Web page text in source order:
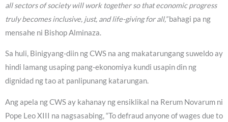
all sectors of society will work together so that economic progress
truly becomes inclusive, just, and life-giving for all,”bahagi pa ng
mensahe ni Bishop Alminaza.
Sa huli, Binigyang-diin ng CWS na ang makatarungang suweldo ay
hindi lamang usaping pang-ekonomiya kundi usapin din ng
dignidad ng tao at panlipunang katarungan.
Ang apela ng CWS ay kahanay ng ensiklikal na Rerum Novarum ni
Pope Leo XIII na nagsasabing, “To defraud anyone of wages due to